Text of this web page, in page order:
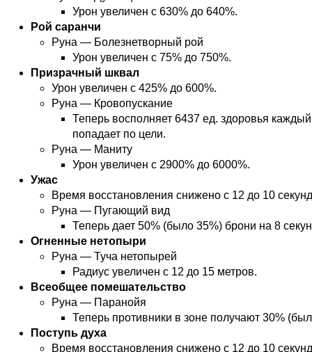
Урон увеличен с 630% до 640%.
Рой саранчи
Руна — Болезнетворный рой
Урон увеличен с 75% до 750%.
Призрачный шквал
Урон увеличен с 425% до 600%.
Руна — Кровопускание
Теперь восполняет 6437 ед. здоровья
попадает по цели.
Руна — Маниту
Урон увеличен с 2900% до 6000%.
Ужас
Время восстановления снижено с 12 до 10
Руна — Пугающий вид
Теперь дает 50% (было 35%) брони на 8
Огненные нетопыри
Руна — Туча нетопырей
Радиус увеличен с 12 до 15 метров.
Всеобщее помешательство
Руна — Паранойя
Теперь противники в зоне получают 30%
Поступь духа
Время восстановления снижено с 12 до 10